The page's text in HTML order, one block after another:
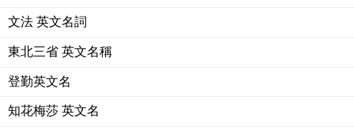
文法 英文名詞
東北三省 英文名稱
登勤英文名
知花梅莎 英文名